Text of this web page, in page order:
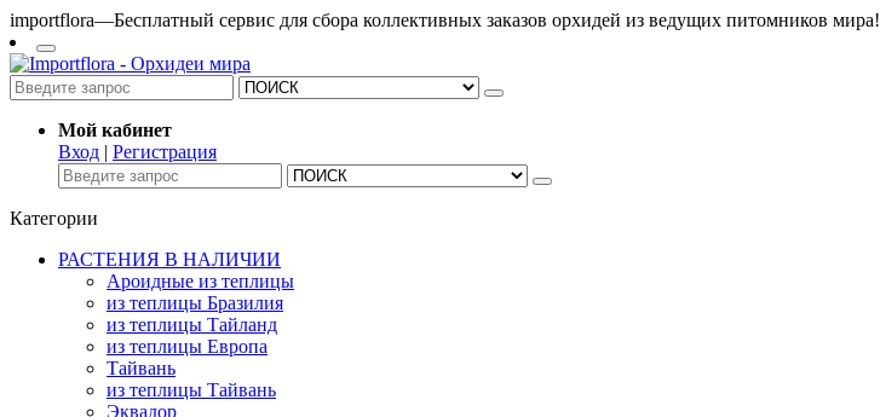
importflora—Бесплатный сервис для сбора коллективных заказов орхидей из ведущих питомников мира!
Мой кабинет
Вход | Регистрация
Категории
РАСТЕНИЯ В НАЛИЧИИ
Ароидные из теплицы
из теплицы Бразилия
из теплицы Тайланд
из теплицы Европа
Тайвань
из теплицы Тайвань
Эквадор